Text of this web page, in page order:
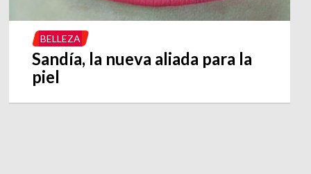
BELLEZA
Sandía, la nueva aliada para la
piel